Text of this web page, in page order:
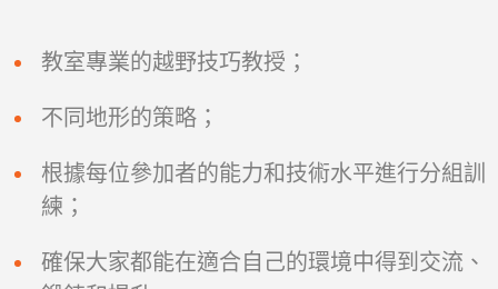
教室專業的越野技巧教授；
不同地形的策略；
根據每位參加者的能力和技術水平進行分組訓
練；
確保大家都能在適合自己的環境中得到交流、